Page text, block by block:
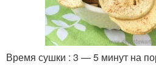
Время сушки : 3 — 5 минут на